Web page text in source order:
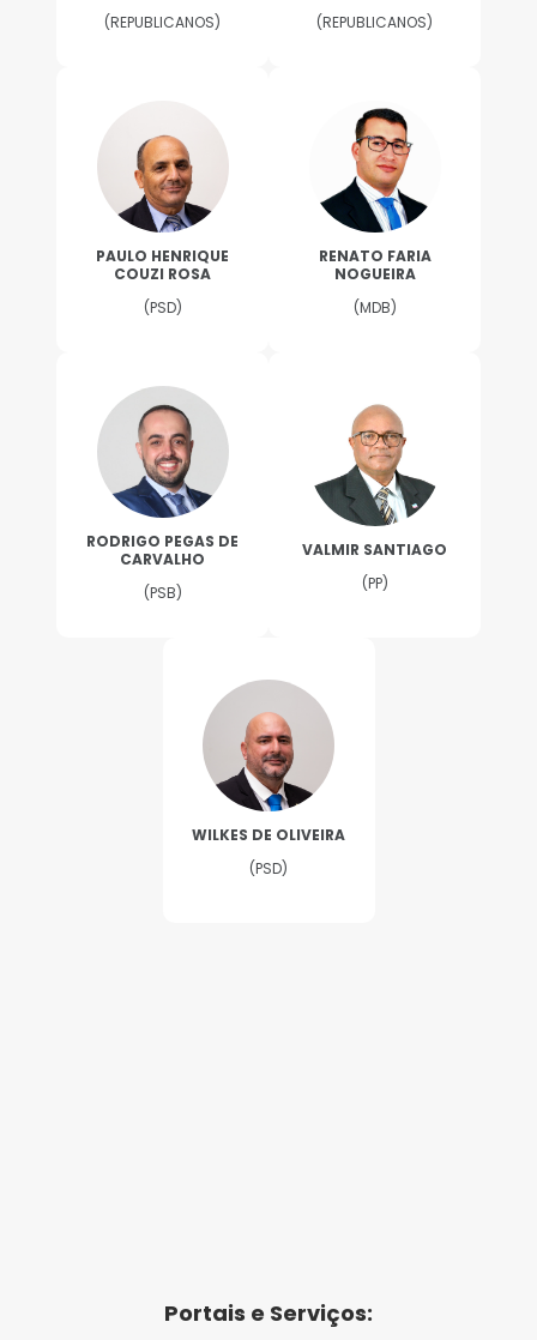
(REPUBLICANOS)
(REPUBLICANOS)
PAULO HENRIQUE
COUZI ROSA
(PSD)
RENATO FARIA
NOGUEIRA
(MDB)
RODRIGO PEGAS DE
CARVALHO
(PSB)
VALMIR SANTIAGO
(PP)
WILKES DE OLIVEIRA
(PSD)
Portais e Serviços: